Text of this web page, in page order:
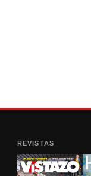
REVISTAS